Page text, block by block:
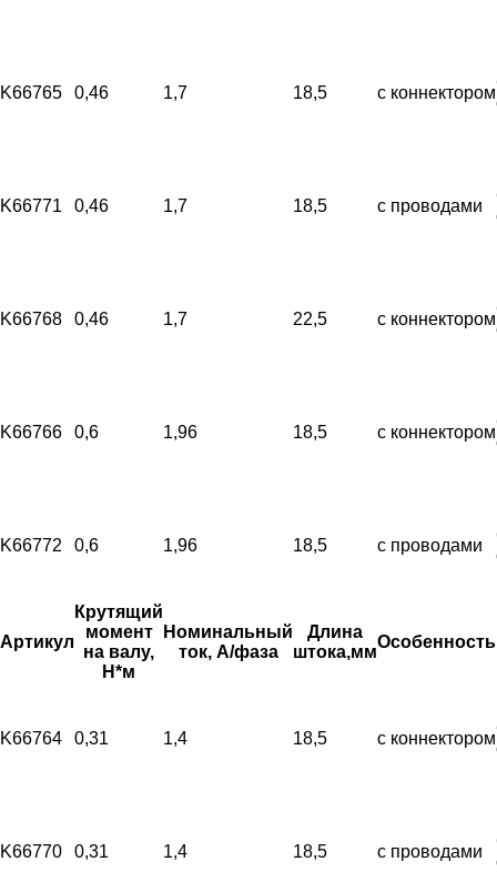
K66765 0,46 1,7 18,5 с коннектором
K66771 0,46 1,7 18,5 с проводами
K66768 0,46 1,7 22,5 с коннектором
K66766 0,6 1,96 18,5 с коннектором
K66772 0,6 1,96 18,5 с проводами
Артикул
Крутящий
момент
на валу,
Н*м
Номинальный
ток, А/фаза
Длина
штока,мм
Особенность
K66764 0,31 1,4 18,5 с коннектором
K66770 0,31 1,4 18,5 с проводами